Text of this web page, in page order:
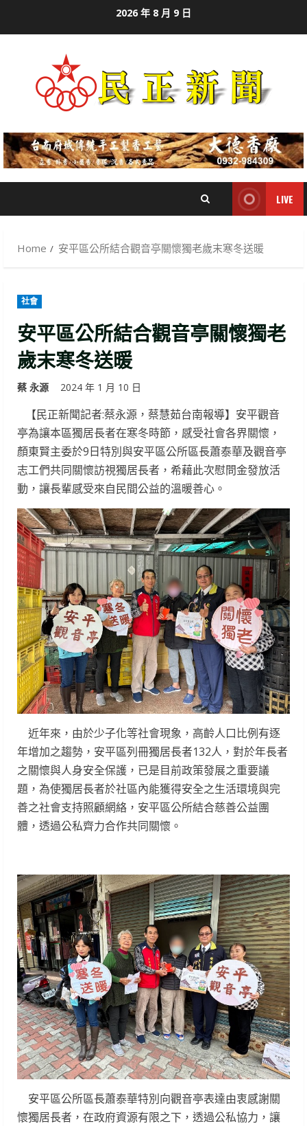
2026 年 8 月 9 日
LIVE
Home 安平區公所結合觀音亭關懷獨老歲末寒冬送暖
社會
安平區公所結合觀音亭關懷獨老
歲末寒冬送暖
蔡 永源 2024 年 1 月 10 日
【民正新聞記者:蔡永源，蔡慧茹台南報導】安平觀音
亭為讓本區獨居長者在寒冬時節，感受社會各界關懷，
顏東賢主委於9日特別與安平區公所區長蕭泰華及觀音亭
志工們共同關懷訪視獨居長者，希藉此次慰問金發放活
動，讓長輩感受來自民間公益的溫暖善心。
近年來，由於少子化等社會現象，高齡人口比例有逐
年增加之趨勢，安平區列冊獨居長者132人，對於年長者
之關懷與人身安全保護，已是目前政策發展之重要議
題，為使獨居長者於社區內能獲得安全之生活環境與完
善之社會支持照顧網絡，安平區公所結合慈善公益團
體，透過公私齊力合作共同關懷。
安平區公所區長蕭泰華特別向觀音亭表達由衷感謝關
懷獨居長者，在政府資源有限之下，透過公私協力，讓